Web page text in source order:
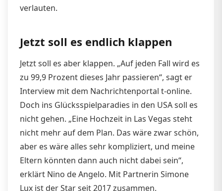
verlauten.
Jetzt soll es endlich klappen
Jetzt soll es aber klappen. „Auf jeden Fall wird es
zu 99,9 Prozent dieses Jahr passieren“, sagt er
Interview mit dem Nachrichtenportal t-online.
Doch ins Glücksspielparadies in den USA soll es
nicht gehen. „Eine Hochzeit in Las Vegas steht
nicht mehr auf dem Plan. Das wäre zwar schön,
aber es wäre alles sehr kompliziert, und meine
Eltern könnten dann auch nicht dabei sein“,
erklärt Nino de Angelo. Mit Partnerin Simone
Lux ist der Star seit 2017 zusammen.